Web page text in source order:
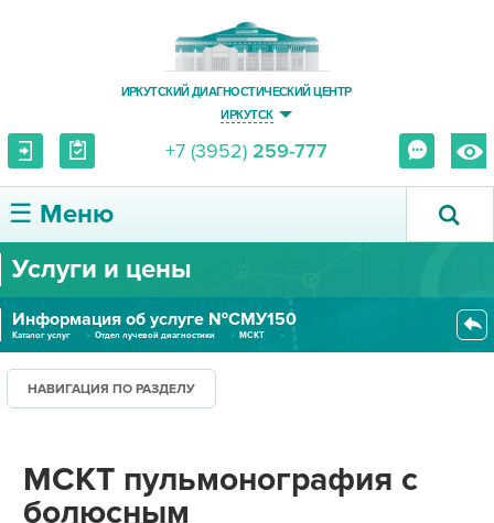
ИРКУТСКИЙ ДИАГНОСТИЧЕСКИЙ ЦЕНТР
ИРКУТСК
+7 (3952) 259-777
☰ Меню
О ЦЕНТРЕ
УСЛУГИ И ЦЕНЫ
ПАЦИЕНТУ
ПРАВОВАЯ ИНФОРМАЦИЯ
Услуги и цены
Информация об услуге №СМУ150
Каталог услуг Отдел лучевой диагностики
МСКТ
НАВИГАЦИЯ ПО РАЗДЕЛУ
МСКТ пульмонография с
болюсным